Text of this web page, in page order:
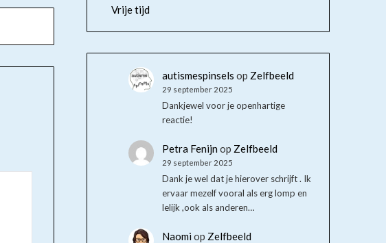
Vrije tijd
autismespinsels op Zelfbeeld
29 september 2025
Dankjewel voor je openhartige
reactie!
Petra Fenijnop Zelfbeeld
29 september 2025
Dank je wel dat je hierover schrijft . Ik
ervaar mezelf vooral als erg lomp en
lelijk ,ook als anderen…
Naomiop Zelfbeeld